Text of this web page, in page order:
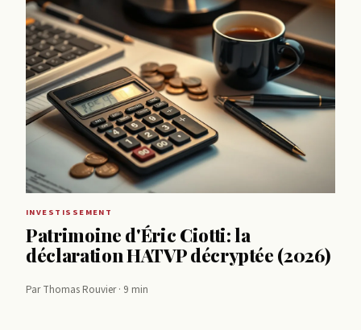
INVESTISSEMENT
Patrimoine d'Éric Ciotti: la
déclaration HATVP décryptée (2026)
Par Thomas Rouvier · 9 min